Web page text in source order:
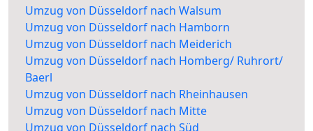
Umzug von Düsseldorf nach Walsum
Umzug von Düsseldorf nach Hamborn
Umzug von Düsseldorf nach Meiderich
Umzug von Düsseldorf nach Homberg/ Ruhrort/
Baerl
Umzug von Düsseldorf nach Rheinhausen
Umzug von Düsseldorf nach Mitte
Umzug von Düsseldorf nach Süd